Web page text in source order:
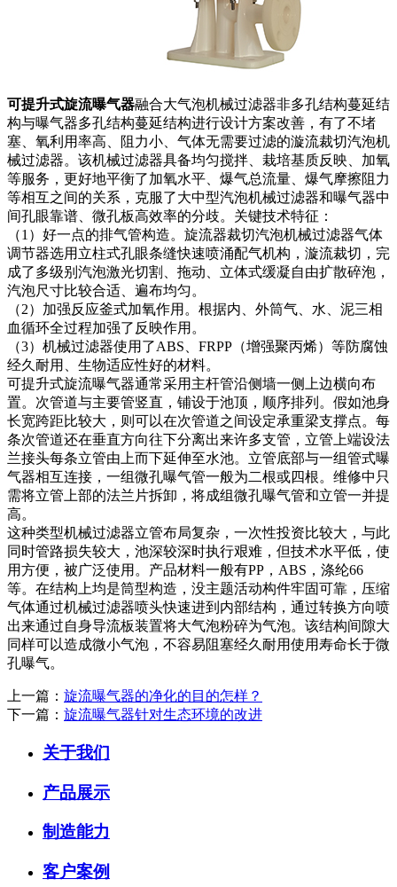
可提升式旋流曝气器融合大气泡机械过滤器非多孔结构蔓延结
构与曝气器多孔结构蔓延结构进行设计方案改善，有了不堵
塞、氧利用率高、阻力小、气体无需要过滤的漩流裁切汽泡机
械过滤器。该机械过滤器具备均匀搅拌、栽培基质反映、加氧
等服务，更好地平衡了加氧水平、爆气总流量、爆气摩擦阻力
等相互之间的关系，克服了大中型汽泡机械过滤器和曝气器中
间孔眼靠谱、微孔板高效率的分歧。关键技术特征：
（1）好一点的排气管构造。旋流器裁切汽泡机械过滤器气体
调节器选用立柱式孔眼条缝快速喷涌配气机构，漩流裁切，完
成了多级别汽泡激光切割、拖动、立体式缓凝自由扩散碎泡，
汽泡尺寸比较合适、遍布均匀。
（2）加强反应釜式加氧作用。根据内、外筒气、水、泥三相
血循环全过程加强了反映作用。
（3）机械过滤器使用了ABS、FRPP（增强聚丙烯）等防腐蚀
经久耐用、生物适应性好的材料。
可提升式旋流曝气器通常采用主杆管沿侧墙一侧上边横向布
置。次管道与主要管竖直，铺设于池顶，顺序排列。假如池身
长宽跨距比较大，则可以在次管道之间设定承重梁支撑点。每
条次管道还在垂直方向往下分离出来许多支管，立管上端设法
兰接头每条立管由上而下延伸至水池。立管底部与一组管式曝
气器相互连接，一组微孔曝气管一般为二根或四根。维修中只
需将立管上部的法兰片拆卸，将成组微孔曝气管和立管一并提
高。
这种类型机械过滤器立管布局复杂，一次性投资比较大，与此
同时管路损失较大，池深较深时执行艰难，但技术水平低，使
用方便，被广泛使用。产品材料一般有PP，ABS，涤纶66
等。在结构上均是筒型构造，没主题活动构件牢固可靠，压缩
气体通过机械过滤器喷头快速进到内部结构，通过转换方向喷
出来通过自身导流板装置将大气泡粉碎为气泡。该结构间隙大
同样可以造成微小气泡，不容易阻塞经久耐用使用寿命长于微
孔曝气。
上一篇： 旋流曝气器的净化的目的怎样？
下一篇： 旋流曝气器针对生态环境的改进
关于我们
产品展示
制造能力
客户案例